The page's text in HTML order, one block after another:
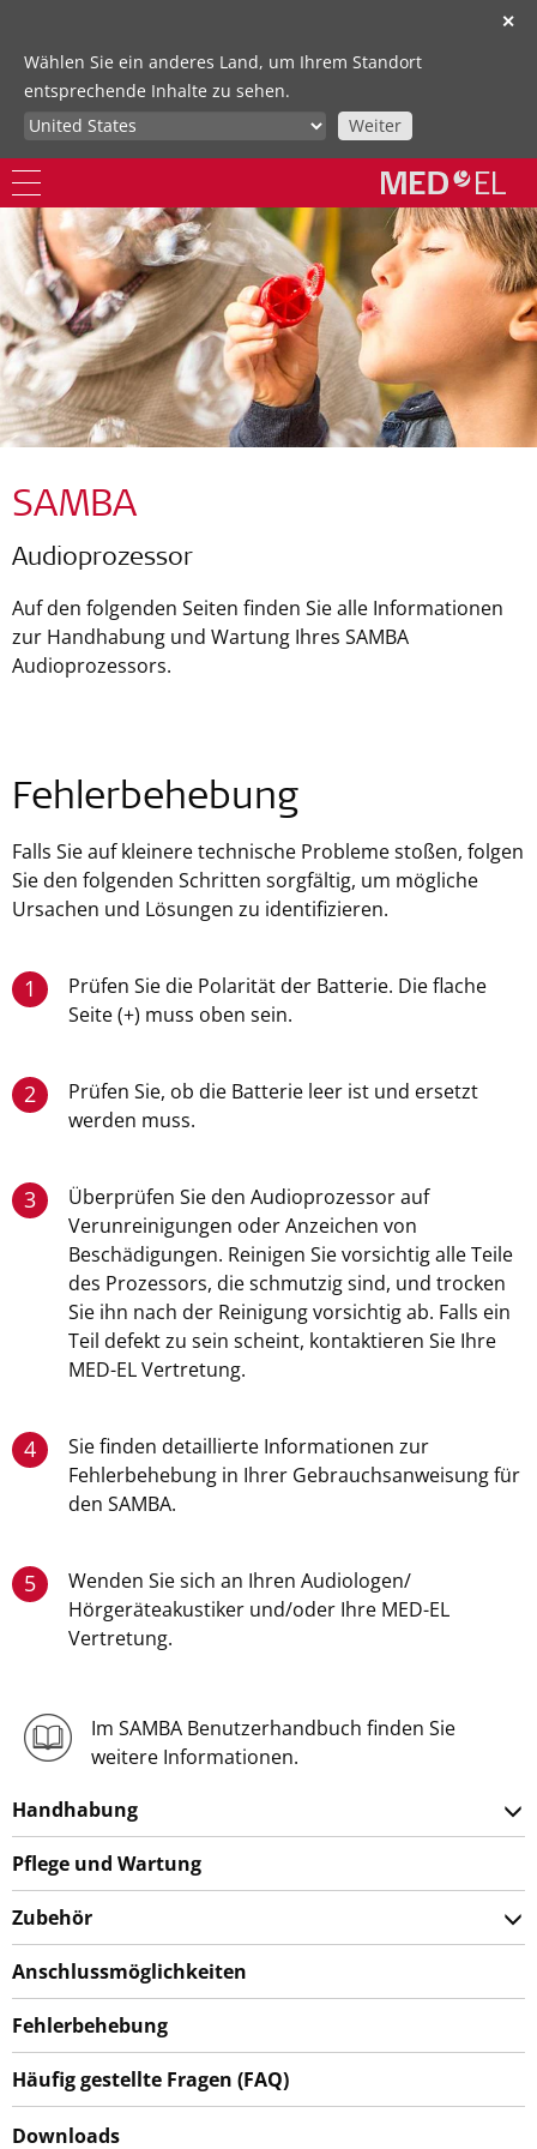
✕
Wählen Sie ein anderes Land, um Ihrem Standort
entsprechende Inhalte zu sehen.
Weiter
SAMBA
Audioprozessor
Auf den folgenden Seiten finden Sie alle Informationen
zur Handhabung und Wartung Ihres SAMBA
Audioprozessors.
Fehlerbehebung
Falls Sie auf kleinere technische Probleme stoßen, folgen
Sie den folgenden Schritten sorgfältig, um mögliche
Ursachen und Lösungen zu identifizieren.
1
Prüfen Sie die Polarität der Batterie. Die flache
Seite (+) muss oben sein.
2
Prüfen Sie, ob die Batterie leer ist und ersetzt
werden muss.
3
Überprüfen Sie den Audioprozessor auf
Verunreinigungen oder Anzeichen von
Beschädigungen. Reinigen Sie vorsichtig alle Teile
des Prozessors, die schmutzig sind, und trocken
Sie ihn nach der Reinigung vorsichtig ab. Falls ein
Teil defekt zu sein scheint, kontaktieren Sie Ihre
MED-EL Vertretung.
4
Sie finden detaillierte Informationen zur
Fehlerbehebung in Ihrer Gebrauchsanweisung für
den SAMBA.
5
Wenden Sie sich an Ihren Audiologen/
Hörgeräteakustiker und/oder Ihre MED-EL
Vertretung.
Im SAMBA Benutzerhandbuch finden Sie
weitere Informationen.
Handhabung
Pflege und Wartung
Zubehör
Anschlussmöglichkeiten
Fehlerbehebung
Häufig gestellte Fragen (FAQ)
Downloads